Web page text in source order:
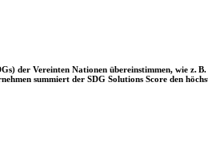
der Vereinten Nationen übereinstimmen, wie z.
summiert der SDG Solutions Score den